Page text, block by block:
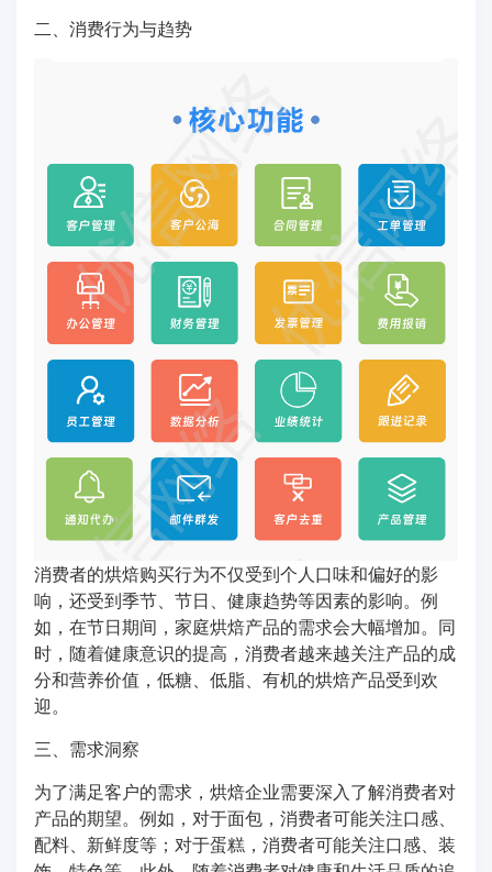
二、消费行为与趋势
消费者的烘焙购买行为不仅受到个人口味和偏好的影
响，还受到季节、节日、健康趋势等因素的影响。例
如，在节日期间，家庭烘焙产品的需求会大幅增加。同
时，随着健康意识的提高，消费者越来越关注产品的成
分和营养价值，低糖、低脂、有机的烘焙产品受到欢
迎。
三、需求洞察
为了满足客户的需求，烘焙企业需要深入了解消费者对
产品的期望。例如，对于面包，消费者可能关注口感、
配料、新鲜度等；对于蛋糕，消费者可能关注口感、装